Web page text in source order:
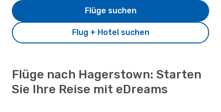
Flug + Hotel suchen
Flüge suchen
Flüge nach Hagerstown: Starten
Sie Ihre Reise mit eDreams